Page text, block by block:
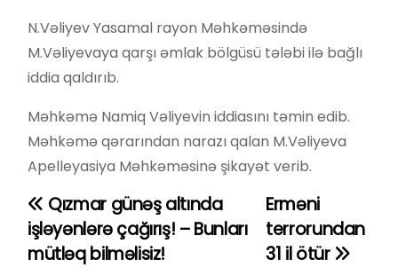
N.Vəliyev Yasamal rayon Məhkəməsində
M.Vəliyevaya qarşı əmlak bölgüsü tələbi ilə bağlı
iddia qaldırıb.
Məhkəmə Namiq Vəliyevin iddiasını təmin edib.
Məhkəmə qərarından narazı qalan M.Vəliyeva
Apelleyasiya Məhkəməsinə şikayət verib.
Y
a
Erməni
terrorundan
31 il ötür
Qızmar günəş altında
işləyənlərə çağırış! – Bunları
mütləq bilməlisiz!